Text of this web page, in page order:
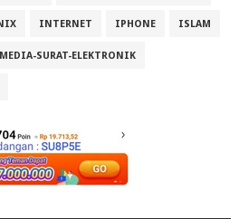
INTERNET IPHONE ISLAM
MEDIA-SURAT-ELEKTRONIK